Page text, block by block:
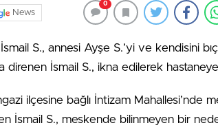
News
0
S., annesi Ayşe S.’yi ve kendisini
İsmail S., ikna edilerek hastaneye
ilçesine bağlı İntizam Mahallesi’nde
İsmail S., meskende bilinmeyen bir